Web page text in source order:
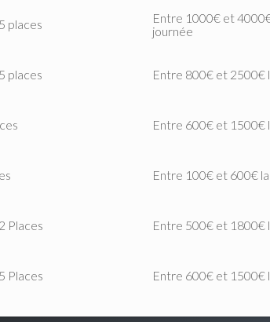
places
Entre 1000€ et
journée
places Entre 800€ et 2500€
Entre 600€ et 1500€
Entre 100€ et 600€
Places Entre 500€ et 1800€
Places Entre 600€ et 1500€